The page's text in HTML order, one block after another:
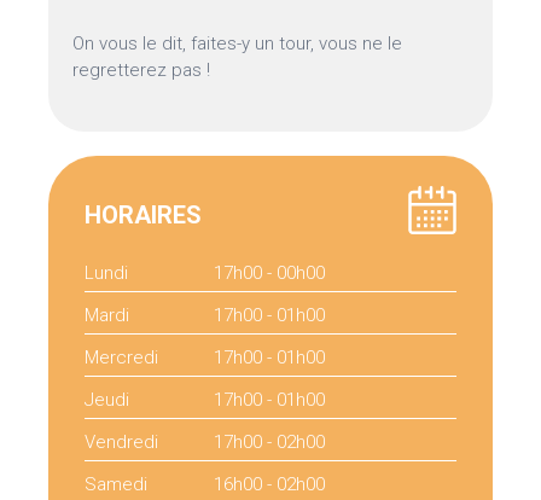
On vous le dit, faites-y un tour, vous ne le
regretterez pas !
HORAIRES
Lundi
17h00 - 00h00
Mardi
17h00 - 01h00
Mercredi
17h00 - 01h00
Jeudi
17h00 - 01h00
Vendredi
17h00 - 02h00
Samedi
16h00 - 02h00